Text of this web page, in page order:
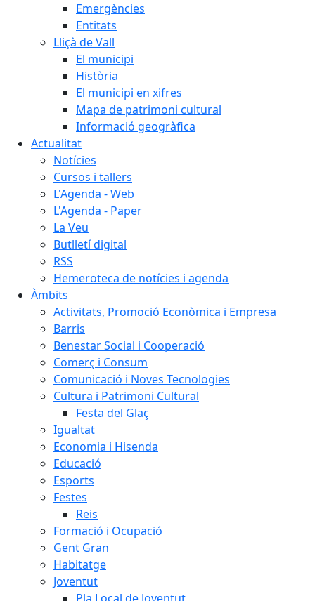
Emergències
Entitats
Lliçà de Vall
El municipi
Història
El municipi en xifres
Mapa de patrimoni cultural
Informació geogràfica
Actualitat
Notícies
Cursos i tallers
L'Agenda - Web
L'Agenda - Paper
La Veu
Butlletí digital
RSS
Hemeroteca de notícies i agenda
Àmbits
Activitats, Promoció Econòmica i Empresa
Barris
Benestar Social i Cooperació
Comerç i Consum
Comunicació i Noves Tecnologies
Cultura i Patrimoni Cultural
Festa del Glaç
Igualtat
Economia i Hisenda
Educació
Esports
Festes
Reis
Formació i Ocupació
Gent Gran
Habitatge
Joventut